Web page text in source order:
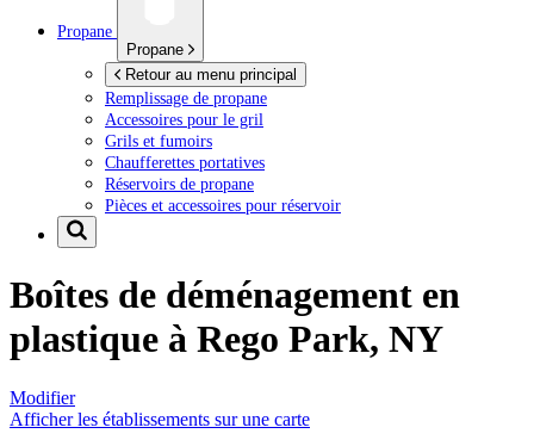
Propane
Propane
Retour au menu principal
Remplissage de propane
Accessoires pour le gril
Grils et fumoirs
Chaufferettes portatives
Réservoirs de propane
Pièces et accessoires pour réservoir
Boîtes de déménagement en
plastique à Rego Park, NY
Modifier
Afficher les établissements sur une carte